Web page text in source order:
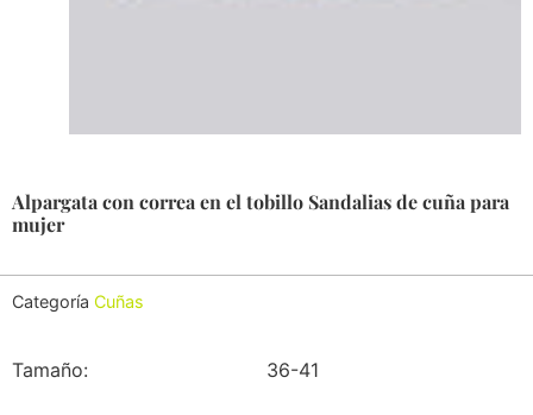
Alpargata con correa en el tobillo Sandalias de cuña para
mujer
Categoría Cuñas
Tamaño: 36-41